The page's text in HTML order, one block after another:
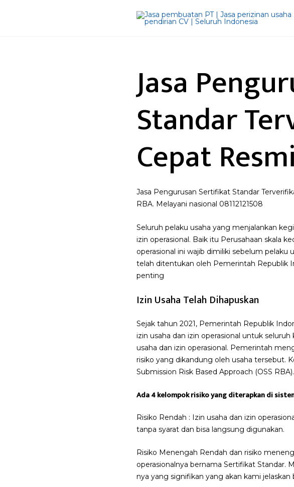
Jasa
Standar
Cepat Resmi
Jasa Pengurusan Sertifikat Standar
RBA. Melayani nasional 08112121508
Seluruh pelaku usaha yang menjalankan
izin operasional. Baik itu Perusahaan skala
operasional ini wajib dimiliki sebelum pelaku
telah ditentukan oleh Pemerintah Republik
penting
Izin Usaha Telah Dihapuskan
Sejak tahun 2021, Pemerintah Republik
izin usaha dan izin operasional untuk
usaha dan izin operasional. Pemerintah
risiko yang dikandung oleh usaha tersebut.
Submission Risk Based Approach (OSS
Ada 4 kelompok risiko yang diterapkan di
Risiko Rendah : Izin usaha dan izin
tanpa syarat dan bisa langsung digunakan.
Risiko Menengah Rendah dan risiko
operasionalnya bernama Sertifikat Standar.
nya yang signifikan yang akan kami jelaskan